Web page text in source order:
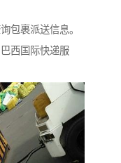
包裹派送信息。
西国际快递服